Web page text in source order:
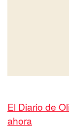
El Diario de
ahora